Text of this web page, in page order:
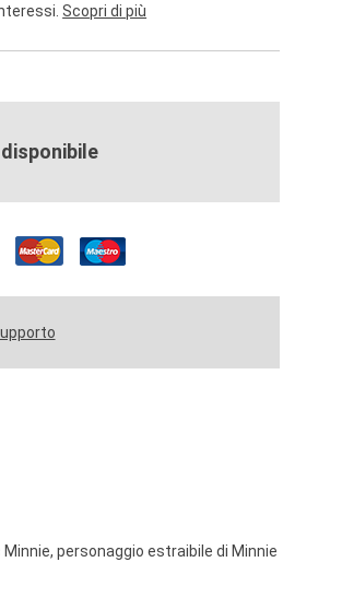
Scopri di più
personaggio estraibile di Minnie